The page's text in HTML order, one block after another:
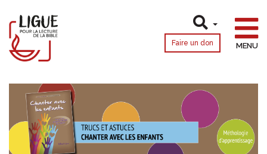
Faire un don MENU